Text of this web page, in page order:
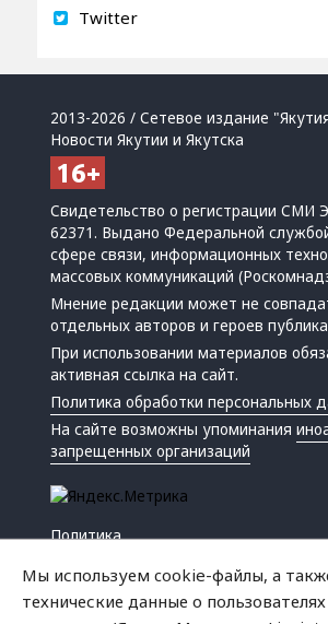
Twitter
2013-2026 / Сетевое издание
Новости Якутии и Якутска
Свидетельство о регистрации СМИ
62371. Выдано Федеральной
сфере связи, информационных
массовых коммуникаций
Мнение редакции может не
отдельных авторов и героев
При использовании материалов
активная ссылка на сайт.
Политика обработки персональных
На сайте возможны упоминания
запрещенных организаций
Политика
Мы используем cookie-файлы, а
технические данные о